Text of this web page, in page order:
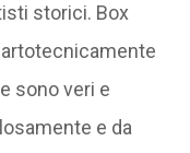
storici. Box
sono veri e
e da